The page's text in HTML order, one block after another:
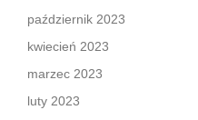
październik 2023
kwiecień 2023
marzec 2023
luty 2023